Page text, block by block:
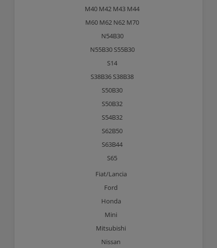
M40 M42 M43 M44
M60 M62 N62 M70
N54B30
N55B30 S55B30
S14
S38B36 S38B38
S50B30
S50B32
S54B32
S62B50
S63B44
S65
Fiat/Lancia
Ford
Honda
Mini
Mitsubishi
Nissan